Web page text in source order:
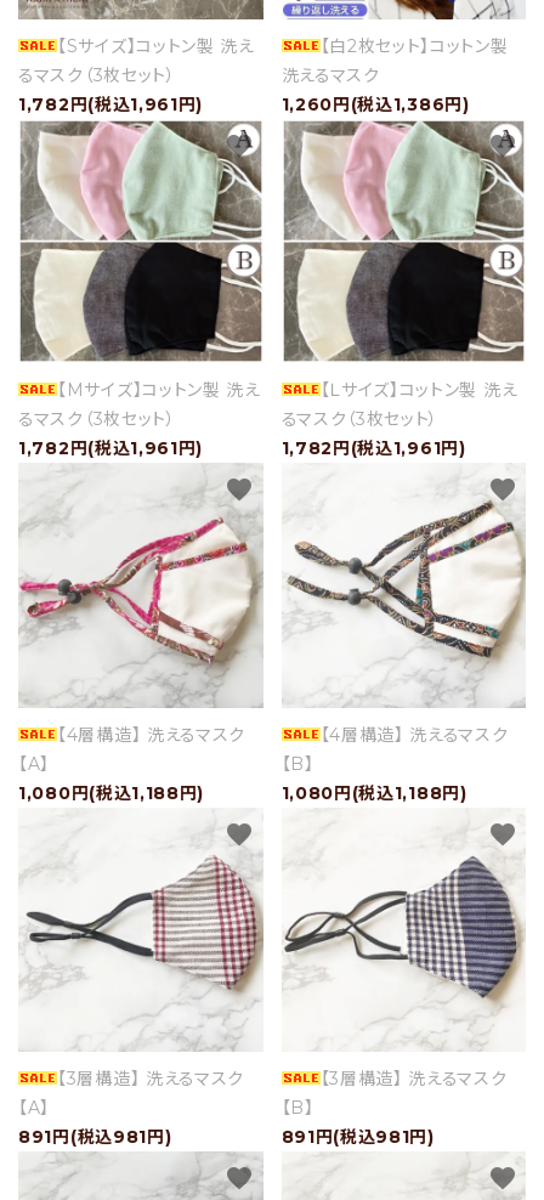
セール
アイテムから探す
素材から探す
価格から探す
国から探す
私たちについて
店舗情報
パートナーブランド
ショップブログ
- ご利用ガイド
- まとめ買いでお得
- お支払い方法について
- 配送方法・送料について
- 返品について
- 特定商取引法に基づく表記
- プライバシーポリシー
- 会員登録・メルマガ登録
- 運営会社
- お問い合わせ
【Sサイズ】コットン製 洗え
るマスク（3枚セット）
1,782円(税込1,961円)
【白2枚セット】コットン製
洗えるマスク
1,260円(税込1,386円)
【Mサイズ】コットン製 洗え
るマスク（3枚セット）
1,782円(税込1,961円)
favorite
【Ｌサイズ】コットン製 洗え
るマスク（3枚セット）
1,782円(税込1,961円)
favorite
【4層構造】 洗えるマスク
【A】
1,080円(税込1,188円)
favorite
【4層構造】 洗えるマスク
【B】
1,080円(税込1,188円)
favorite
【3層構造】 洗えるマスク
【A】
891円(税込981円)
favorite
【3層構造】 洗えるマスク
【B】
891円(税込981円)
favorite
favorite favorite